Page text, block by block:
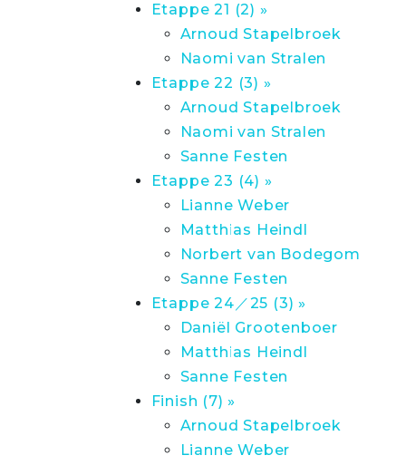
Etappe 21 (2) »
Arnoud Stapelbroek
Naomi van Stralen
Etappe 22 (3) »
Arnoud Stapelbroek
Naomi van Stralen
Sanne Festen
Etappe 23 (4) »
Lianne Weber
Matthias Heindl
Norbert van Bodegom
Sanne Festen
Etappe 24／25 (3) »
Daniël Grootenboer
Matthias Heindl
Sanne Festen
Finish (7) »
Arnoud Stapelbroek
Lianne Weber